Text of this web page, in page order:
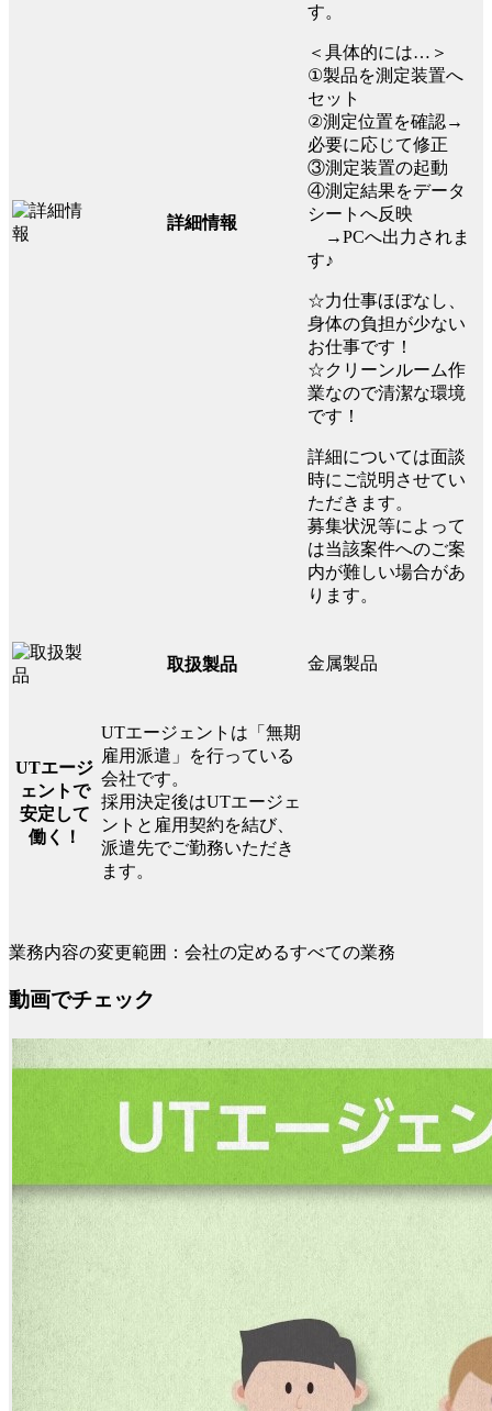
詳細情報
す。
＜具体的には…＞
①製品を測定装置へ
セット
②測定位置を確認→
必要に応じて修正
③測定装置の起動
④測定結果をデータ
シートへ反映
→PCへ出力されま
す♪
☆力仕事ほぼなし、
身体の負担が少ない
お仕事です！
☆クリーンルーム作
業なので清潔な環境
です！
詳細については面談
時にご説明させてい
ただきます。
募集状況等によって
は当該案件へのご案
内が難しい場合があ
ります。
取扱製品 金属製品
UTエージ
ェントで
安定して
働く！
UTエージェントは「無期
雇用派遣」を行っている
会社です。
採用決定後はUTエージェ
ントと雇用契約を結び、
派遣先でご勤務いただき
ます。
業務内容の変更範囲：会社の定めるすべての業務
動画でチェック